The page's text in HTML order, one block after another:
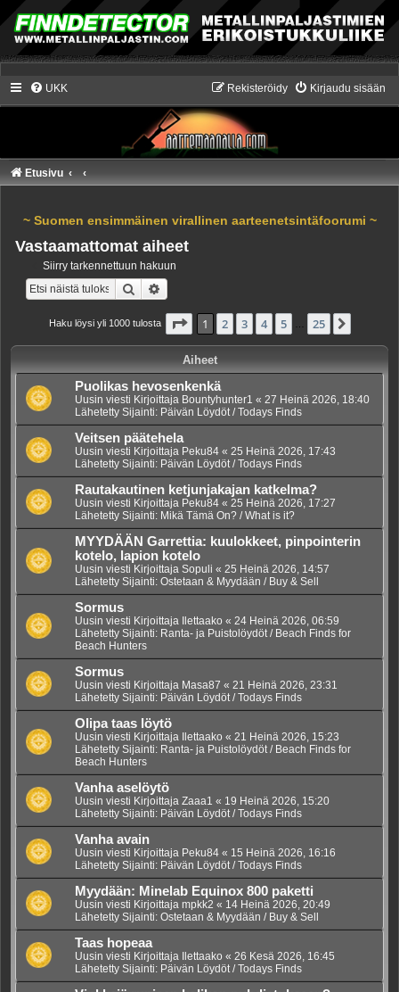
UKK Kirjaudu sisään
Rekisteröidy
Etusivu
~ Suomen ensimmäinen virallinen aarteenetsintäfoorumi ~
Vastaamattomat aiheet
Siirry tarkennettuun hakuun
Etsi
Haku löysi yli 1000 tulosta Sivu /25
1 2 3 4 5 25
Aiheet
Puolikas hevosenkenkä
Uusin viesti Kirjoittaja Bountyhunter1 « 27 Heinä 2026, 18:40
Lähetetty Sijainti: Päivän Löydöt / Todays Finds
Veitsen päätehela
Uusin viesti Kirjoittaja Peku84 « 25 Heinä 2026, 17:43
Lähetetty Sijainti: Päivän Löydöt / Todays Finds
Rautakautinen ketjunjakajan katkelma?
Uusin viesti Kirjoittaja Peku84 « 25 Heinä 2026, 17:27
Lähetetty Sijainti: Mikä Tämä On? / What is it?
MYYDÄÄN Garrettia: kuulokkeet, pinpointerin
kotelo, lapion kotelo
Uusin viesti Kirjoittaja Sopuli « 25 Heinä 2026, 14:57
Lähetetty Sijainti: Ostetaan & Myydään / Buy & Sell
Sormus
Uusin viesti Kirjoittaja Ilettaako « 24 Heinä 2026, 06:59
Lähetetty Sijainti: Ranta- ja Puistolöydöt / Beach Finds for
Beach Hunters
Sormus
Uusin viesti Kirjoittaja Masa87 « 21 Heinä 2026, 23:31
Lähetetty Sijainti: Päivän Löydöt / Todays Finds
Olipa taas löytö
Uusin viesti Kirjoittaja Ilettaako « 21 Heinä 2026, 15:23
Lähetetty Sijainti: Ranta- ja Puistolöydöt / Beach Finds for
Beach Hunters
Vanha aselöytö
Uusin viesti Kirjoittaja Zaaa1 « 19 Heinä 2026, 15:20
Lähetetty Sijainti: Päivän Löydöt / Todays Finds
Vanha avain
Uusin viesti Kirjoittaja Peku84 « 15 Heinä 2026, 16:16
Lähetetty Sijainti: Päivän Löydöt / Todays Finds
Myydään: Minelab Equinox 800 paketti
Uusin viesti Kirjoittaja mpkk2 « 14 Heinä 2026, 20:49
Lähetetty Sijainti: Ostetaan & Myydään / Buy & Sell
Taas hopeaa
Uusin viesti Kirjoittaja Ilettaako « 26 Kesä 2026, 16:45
Lähetetty Sijainti: Päivän Löydöt / Todays Finds